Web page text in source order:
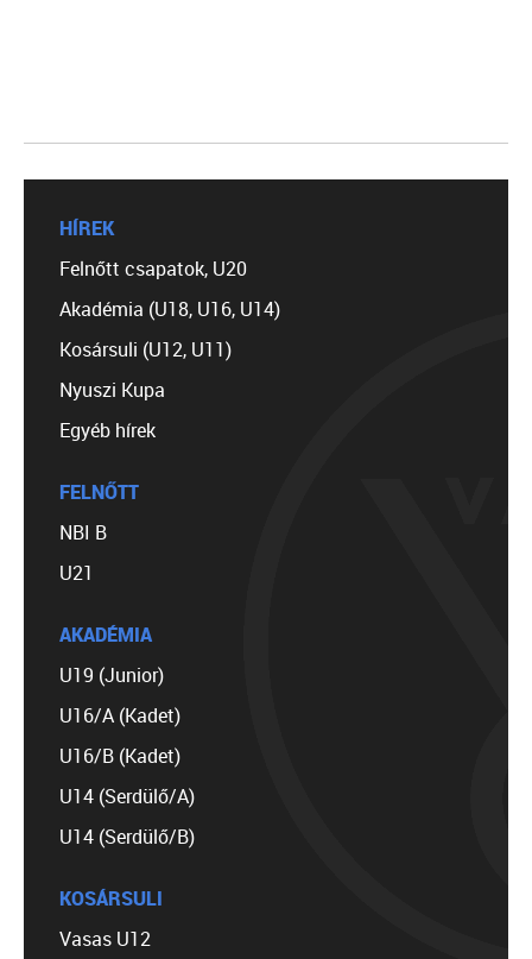
HÍREK
Felnőtt csapatok, U20
Akadémia (U18, U16, U14)
Kosársuli (U12, U11)
Nyuszi Kupa
Egyéb hírek
FELNŐTT
NBI B
U21
AKADÉMIA
U19 (Junior)
U16/A (Kadet)
U16/B (Kadet)
U14 (Serdülő/A)
U14 (Serdülő/B)
KOSÁRSULI
Vasas U12